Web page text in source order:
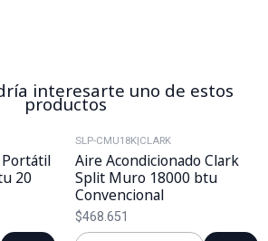
interesarte uno de estos
productos
Portátil
20
SLP-CMU18K|CLARK
Aire Acondicionado Clark
Split Muro 18000 btu
Convencional
$468.651